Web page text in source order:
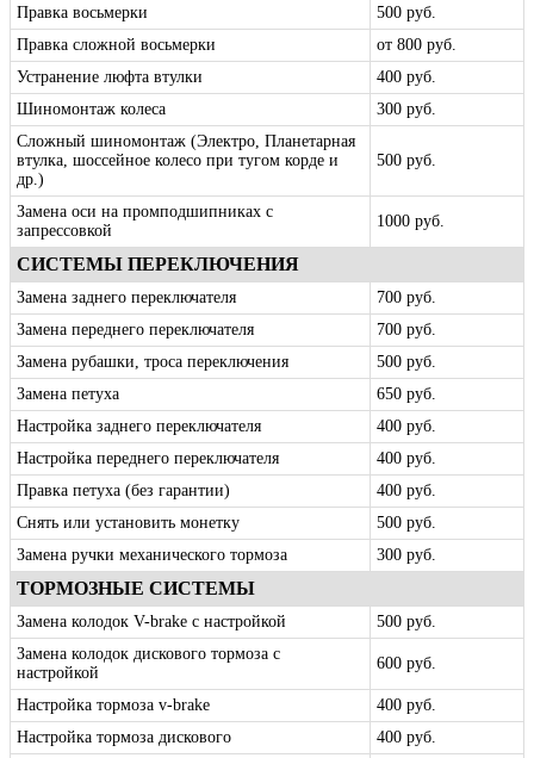
Правка восьмерки
500 руб.
Правка сложной восьмерки
от 800 руб.
Устранение люфта втулки
400 руб.
Шиномонтаж колеса
300 руб.
Сложный шиномонтаж (Электро, Планетарная
втулка, шоссейное колесо при тугом корде и
др.)
500 руб.
Замена оси на промподшипниках с
запрессовкой
1000 руб.
СИСТЕМЫ ПЕРЕКЛЮЧЕНИЯ
Замена заднего переключателя
700 руб.
Замена переднего переключателя
700 руб.
Замена рубашки, троса переключения
500 руб.
Замена петуха
650 руб.
Настройка заднего переключателя
400 руб.
Настройка переднего переключателя
400 руб.
Правка петуха (без гарантии)
400 руб.
Снять или установить монетку
500 руб.
Замена ручки механического тормоза
300 руб.
ТОРМОЗНЫЕ СИСТЕМЫ
Замена колодок V-brake с настройкой
500 руб.
Замена колодок дискового тормоза с
настройкой
600 руб.
Настройка тормоза v-brake
400 руб.
Настройка тормоза дискового
400 руб.